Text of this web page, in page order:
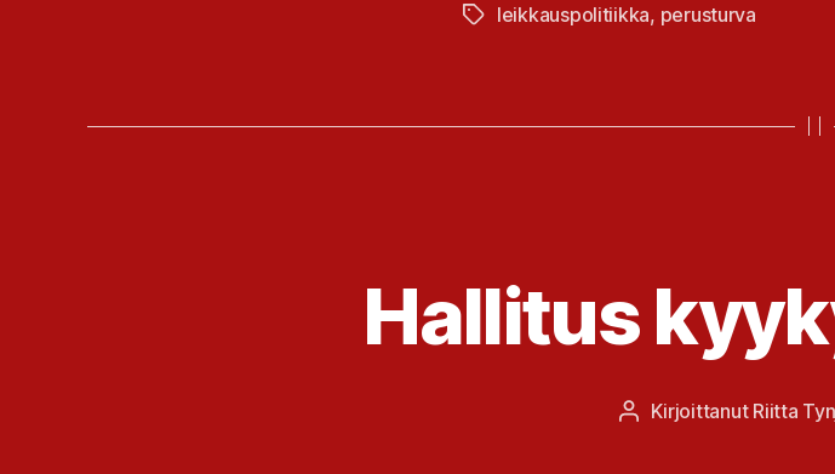
Avainsanat
leikkauspolitiikka, perusturva
Hallitus
Kirjoittaja
Kirjoittanut Riitta